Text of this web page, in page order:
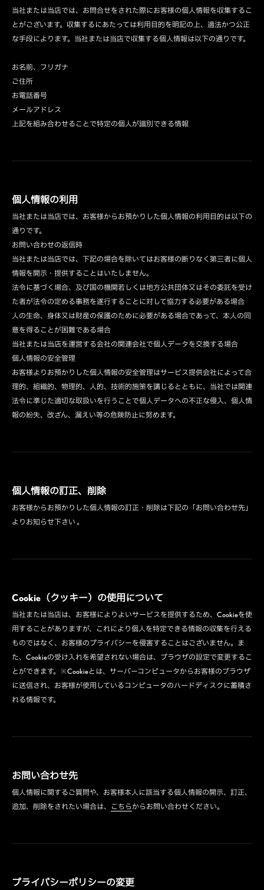
当社または当店では、お問合せをされた際にお客様の個人情報を収集するこ
とがございます。収集するにあたっては利用目的を明記の上、適法かつ公正
な手段によります。当社または当店で収集する個人情報は以下の通りです。
お名前、フリガナ
ご住所
お電話番号
メールアドレス
上記を組み合わせることで特定の個人が識別できる情報
個人情報の利用
当社または当店では、お客様からお預かりした個人情報の利用目的は以下の
通りです。
お問い合わせの返信時
当社または当店では、下記の場合を除いてはお客様の断りなく第三者に個人
情報を開示・提供することはいたしません。
法令に基づく場合、及び国の機関若しくは地方公共団体又はその委託を受け
た者が法令の定める事務を遂行することに対して協力する必要がある場合
人の生命、身体又は財産の保護のために必要がある場合であって、本人の同
意を得ることが困難である場合
当社または当店を運営する会社の関連会社で個人データを交換する場合
個人情報の安全管理
お客様よりお預かりした個人情報の安全管理はサービス提供会社によって合
理的、組織的、物理的、人的、技術的施策を講じるとともに、当社では関連
法令に準じた適切な取扱いを行うことで個人データへの不正な侵入、個人情
報の紛失、改ざん、漏えい等の危険防止に努めます。
個人情報の訂正、削除
お客様からお預かりした個人情報の訂正・削除は下記の「お問い合わせ先」
よりお知らせ下さい 。
Cookie（クッキー）の使用について
当社または当店は、お客様によりよいサービスを提供するため、Cookieを使
用することがありますが、これにより個人を特定できる情報の収集を行える
ものではなく、お客様のプライバシーを侵害することはございません。ま
た、Cookieの受け入れを希望されない場合は、ブラウザの設定で変更するこ
とができます。※Cookieとは、サーバーコンピュータからお客様のブラウザ
に送信され、お客様が使用しているコンピュータのハードディスクに蓄積さ
れる情報です。
お問い合わせ先
個人情報に関するご質問や、お客様本人に該当する個人情報の開示、訂正、
追加、削除をされたい場合は、
こちらからお問い合わせください。
プライバシーポリシーの変更